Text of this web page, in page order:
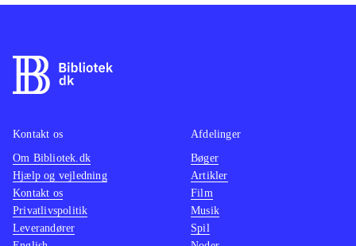
Kontakt os
Om Bibliotek.dk
Hjælp og vejledning
Kontakt os
Privatlivspolitik
Leverandører
Afdelinger
Bøger
Artikler
Film
Musik
Spil